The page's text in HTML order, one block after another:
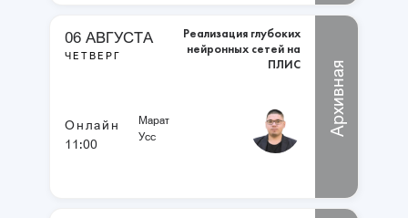
06 АВГУСТА
ЧЕТВЕРГ
Реализация глубоких
нейронных сетей на
ПЛИС
Онлайн
11:00
Марат
Усс
Архивная